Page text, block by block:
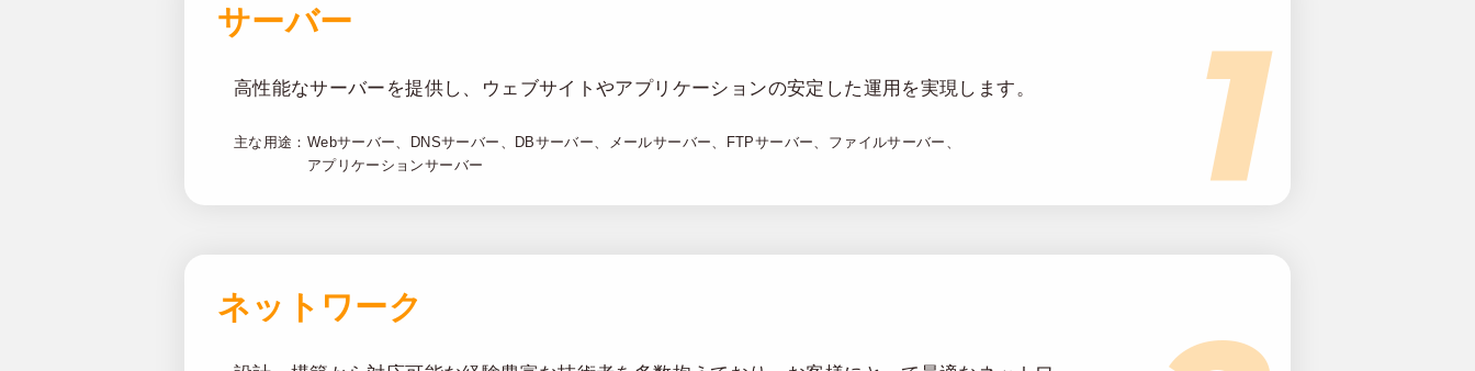
サーバー
高性能なサーバーを提供し、ウェブサイトやアプリケーションの安定した運用を実現します。
主な用途： Webサーバー、DNSサーバー、DBサーバー、メールサーバー、FTPサーバー、ファイルサーバー、
アプリケーションサーバー
1
ネットワーク